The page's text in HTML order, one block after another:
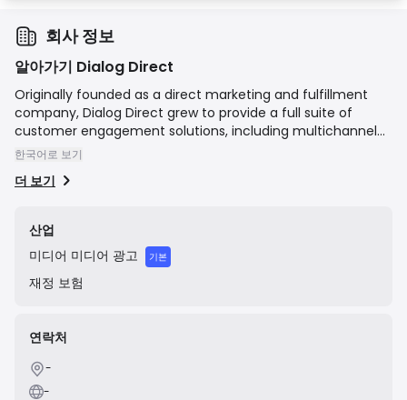
회사 정보
알아가기 Dialog Direct
Originally founded as a direct marketing and fulfillment
company, Dialog Direct grew to provide a full suite of
customer engagement solutions, including multichannel
contact centers, direct mail, lead generation, and data
Qualfon, a global business process outsourcing (BPO)
expertise in marketing services and its U.S. operational
footprint into Qualfon's global platform, enhancing their
mission to be the best BPO and make people's lives better
by providing comprehensive customer care, sales, back-
office, and marketing solutions.
한국어로 보기
더 보기
산업
미디어 미디어 광고 기본
재정 보험
연락처
-
-